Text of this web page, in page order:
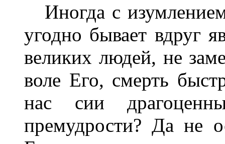
Иногда с
угодно бывает вдруг
великих людей, не
воле Его, смерть
нас сии
премудрости? Да не